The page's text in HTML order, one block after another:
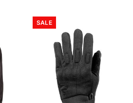
SALE